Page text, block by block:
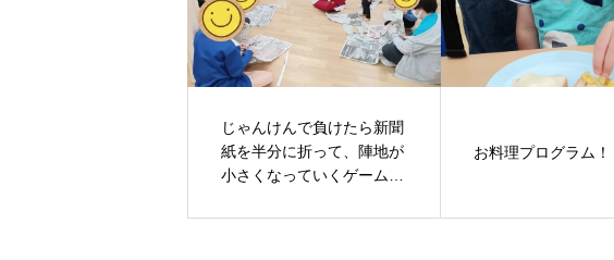
じゃんけんで負けたら新聞
紙を半分に折って、陣地が
小さくなっていくゲーム( *
お料理プログラム！